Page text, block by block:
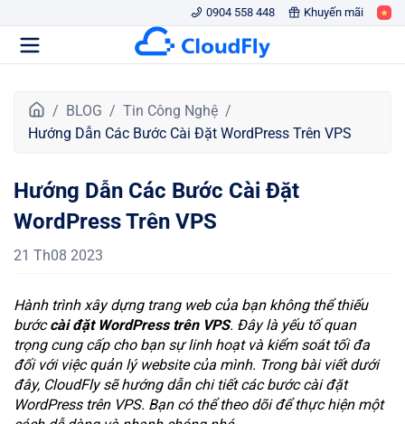
0904 558 448 Khuyến mãi
r
g
h
ủ
BLOG
Tin Công Nghệ
Hướng Dẫn Các Bước Cài Đặt WordPress Trên VPS
Hướng Dẫn Các Bước Cài Đặt
WordPress Trên VPS
21 Th08 2023
Hành trình xây dựng trang web của bạn không thể thiếu
bướccài đặt WordPress trên VPS. Đây là yếu tố quan
trọng cung cấp cho bạn sự linh hoạt và kiểm soát tối đa
đối với việc quản lý website của mình. Trong bài viết dưới
đây, CloudFly sẽ hướng dẫn chi tiết các bước cài đặt
WordPress trên VPS. Bạn có thể theo dõi để thực hiện một